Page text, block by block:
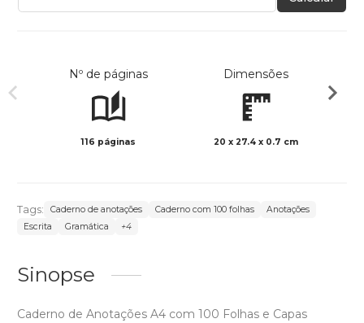
Nº de páginas
116 páginas
Dimensões
20 x 27.4 x 0.7 cm
Tags: Caderno de anotações Caderno com 100 folhas
Anotações
Escrita
Gramática +4
Sinopse
Caderno de Anotações A4 com 100 Folhas e Capas